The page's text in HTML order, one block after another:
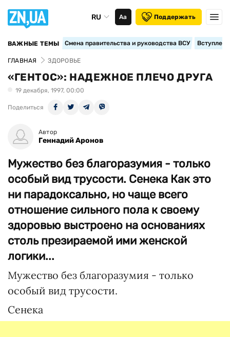
RU Аа Поддержать
ВАЖНЫЕ ТЕМЫ Смена правительства и руководства ВСУ
ГЛАВНАЯ ЗДОРОВЬЕ
«ГЕНТОС»: НАДЕЖНОЕ ПЛЕЧО ДРУГА
19 декабря, 1997, 00:00
Поделиться
Автор
Геннадий Аронов
Мужество без благоразумия - только
особый вид трусости. Сенека Как это
ни парадоксально, но чаще всего
отношение сильного пола к своему
здоровью выстроено на основаниях
столь презираемой ими женской
логики...
Мужество без благоразумия - только
особый вид трусости.
Сенека